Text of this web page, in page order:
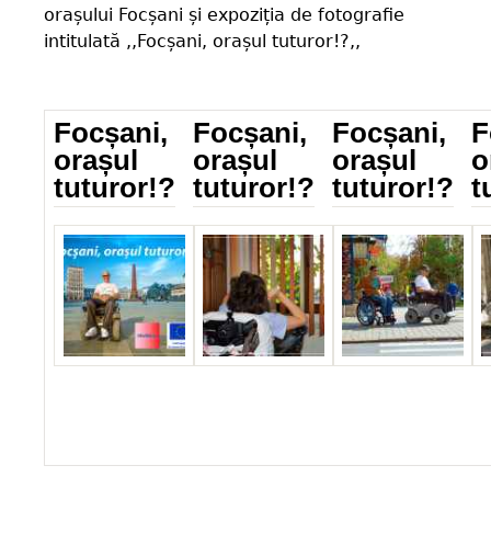
orașului Focșani și expoziția de fotografie
intitulată ,,Focșani, orașul tuturor!?,,
Focșani,
orașul
tuturor!?
_IMG_5825.jpg
Focșani,
orașul
tuturor!?
IMG_0455.jpg
Focșani,
orașul
tuturor!?
IMG_1076.jpg